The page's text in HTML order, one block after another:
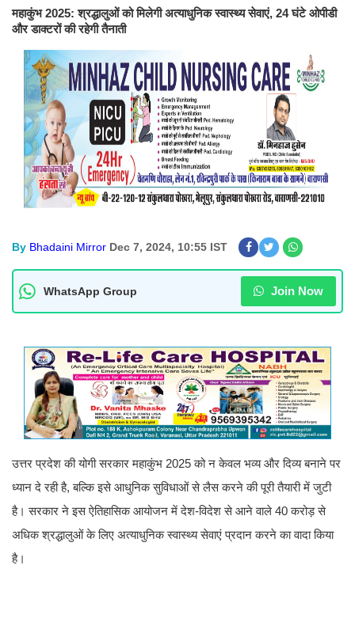
महाकुंभ 2025: श्रद्धालुओं को मिलेगी अत्याधुनिक स्वास्थ्य सेवाएं, 24 घंटे ओपीडी
और डाक्टरों की रहेगी तैनाती
By Bhadaini Mirror Dec 7, 2024, 10:55 IST
WhatsApp Group Join Now
उत्तर प्रदेश की योगी सरकार महाकुंभ 2025 को न केवल भव्य और दिव्य बनाने पर
ध्यान दे रही है, बल्कि इसे आधुनिक सुविधाओं से लैस करने की पूरी तैयारी में जुटी
है। सरकार ने इस ऐतिहासिक आयोजन में देश-विदेश से आने वाले 40 करोड़ से
अधिक श्रद्धालुओं के लिए अत्याधुनिक स्वास्थ्य सेवाएं प्रदान करने का वादा किया
है।